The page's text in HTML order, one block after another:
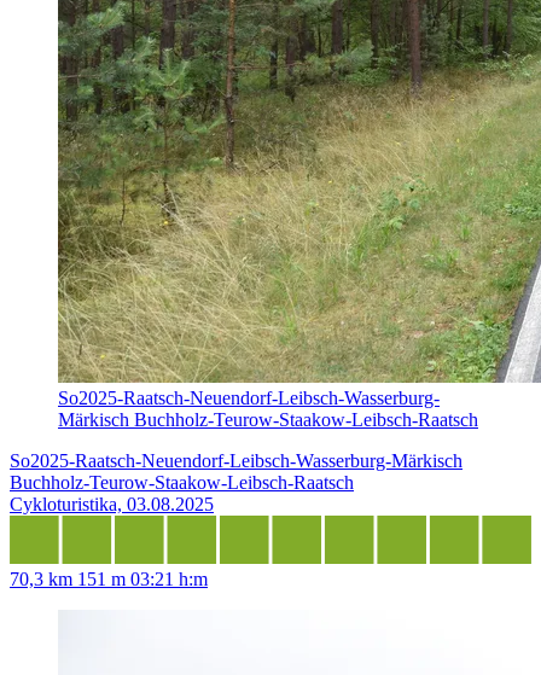
So2025-Raatsch-Neuendorf-Leibsch-Wasserburg-
Märkisch Buchholz-Teurow-Staakow-Leibsch-Raatsch
So2025-Raatsch-Neuendorf-Leibsch-Wasserburg-Märkisch
Buchholz-Teurow-Staakow-Leibsch-Raatsch
Cykloturistika, 03.08.2025
70,3 km 151 m 03:21 h:m